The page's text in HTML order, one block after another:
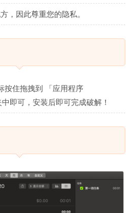
，因此尊重您的隐私。
按住拖拽到 「应用程序
即可，安装后即可完成破解！